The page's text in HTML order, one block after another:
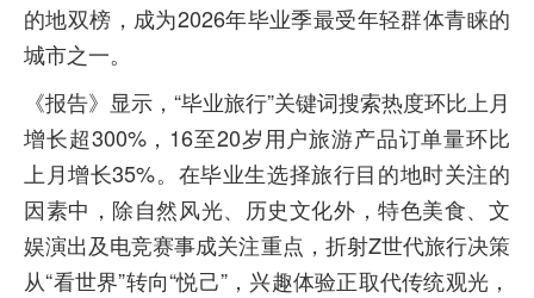
的地双榜，成为2026年毕业季最受年轻群体青睐的
城市之一。
《报告》显示，“毕业旅行”关键词搜索热度环比上月
增长超300%，16至20岁用户旅游产品订单量环比
上月增长35%。在毕业生选择旅行目的地时关注的
因素中，除自然风光、历史文化外，特色美食、文
娱演出及电竞赛事成关注重点，折射Z世代旅行决策
从“看世界”转向“悦己”，兴趣体验正取代传统观光，